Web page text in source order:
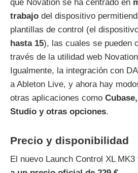
que Novation se ha centrado en
trabajo del dispositivo
plantillas de control (el
hasta 15), las cuales se pueden
través de la utilidad web
Igualmente, la integración con
a Ableton Live, y ahora hay
otras aplicaciones como
Studio y otras opciones.
Precio y disponibilidad
El nuevo Launch Control XL MK3